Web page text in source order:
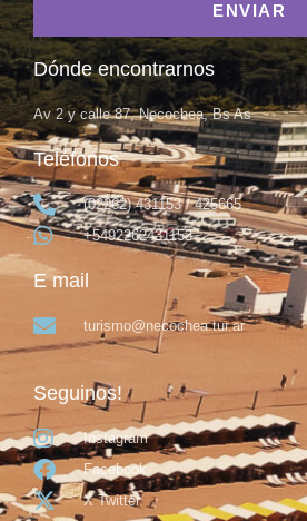
ENVIAR
Dónde encontrarnos
Av 2 y calle 87, Necochea, Bs As
Teléfonos
(02262) 431153 / 425665
+5492262431153
E mail
turismo@necochea.tur.ar
Seguinos!
Instagram
Facebook
X Twitter